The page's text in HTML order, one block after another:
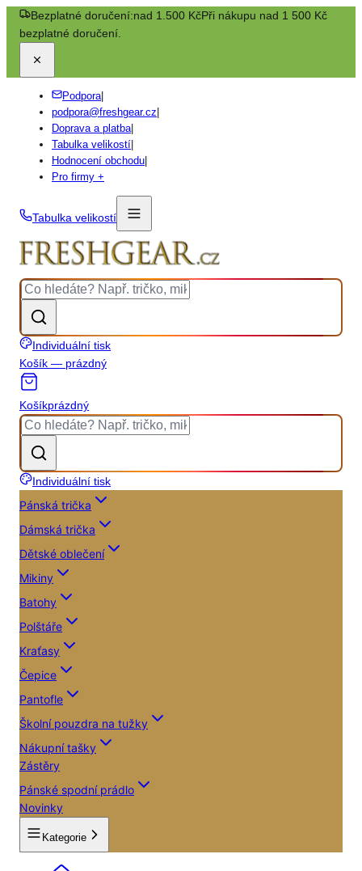
Bezplatné doručení:nad 1.500 KčPři nákupu nad 1 500 Kč
bezplatné doručení.
Podpora|
podpora@freshgear.cz
Doprava a platba|
Tabulka velikostí
Hodnocení obchodu
Pro firmy +
Tabulka velikostí
Individuální tisk
Košík — prázdný
Košíkprázdný
Individuální tisk
Pánská trička
Dámská trička
Dětské oblečení
Mikiny
Batohy
Polštáře
Kraťasy
Čepice
Pantofle
Školní pouzdra na tužky
Nákupní tašky
Zástěry
Pánské spodní prádlo
Novinky
Kategorie